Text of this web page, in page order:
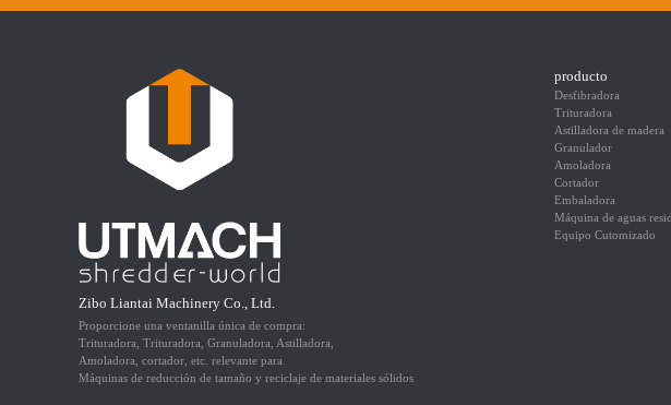
Zibo Liantai Machinery Co., Ltd.
Proporcione una ventanilla única de compra:
Trituradora, Trituradora, Granuladora, Astilladora,
Amoladora, cortador, etc. relevante para
Máquinas de reducción de tamaño y reciclaje de materiales sólidos
producto
Desfibradora
Trituradora
Astilladora de madera
Granulador
Amoladora
Cortador
Embaladora
Máquina de aguas
Equipo Cutomizado